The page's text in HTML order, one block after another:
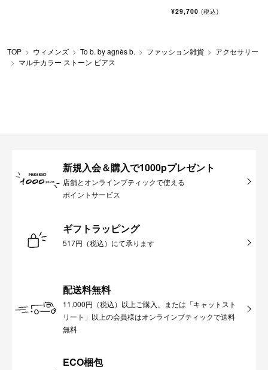
¥29,700 (税込)
TOP ウィメンズ To b. by agnès b. ファッション雑貨
アクセサリー
マルチカラー ストーン ピアス
新規入会＆購入で1000pプレゼント
店舗とオンラインブティックで使える
ポイントサービス
ギフトラッピング
517円（税込）にて承ります
配送料無料
11,000円（税込）以上ご購入、または「キャットスト
リート」以上の会員様はオンラインブティックで送料
無料
ECO梱包